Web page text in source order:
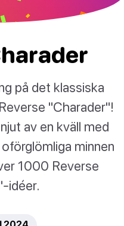
på det klassiska
"Charader"!
av en kväll med
minnen
1000 Reverse
idéer.